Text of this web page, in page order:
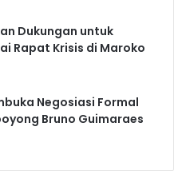
Dukungan untuk
Rapat Krisis di Maroko
Negosiasi Formal
Bruno Guimaraes